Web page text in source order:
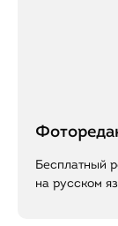
Бесплатный
на русском